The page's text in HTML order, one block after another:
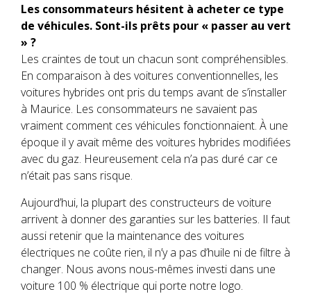
Les consommateurs hésitent à acheter ce type
de véhicules. Sont-ils prêts pour « passer au vert
» ?
Les craintes de tout un chacun sont compréhensibles.
En comparaison à des voitures conventionnelles, les
voitures hybrides ont pris du temps avant de s’installer
à Maurice. Les consommateurs ne savaient pas
vraiment comment ces véhicules fonctionnaient. À une
époque il y avait même des voitures hybrides modifiées
avec du gaz. Heureusement cela n’a pas duré car ce
n’était pas sans risque.
Aujourd’hui, la plupart des constructeurs de voiture
arrivent à donner des garanties sur les batteries. Il faut
aussi retenir que la maintenance des voitures
électriques ne coûte rien, il n’y a pas d’huile ni de filtre à
changer. Nous avons nous-mêmes investi dans une
voiture 100 % électrique qui porte notre logo.